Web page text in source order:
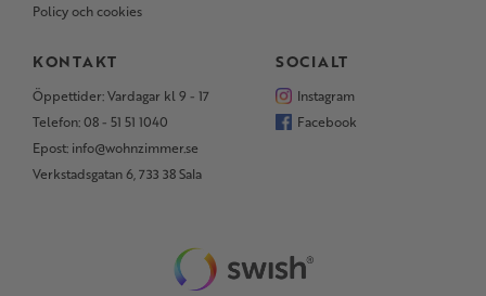
Policy och cookies
KONTAKT
Öppettider: Vardagar kl 9 - 17
Telefon: 08 - 51 51 1040
Epost: info@wohnzimmer.se
Verkstadsgatan 6, 733 38 Sala
SOCIALT
Instagram
Facebook